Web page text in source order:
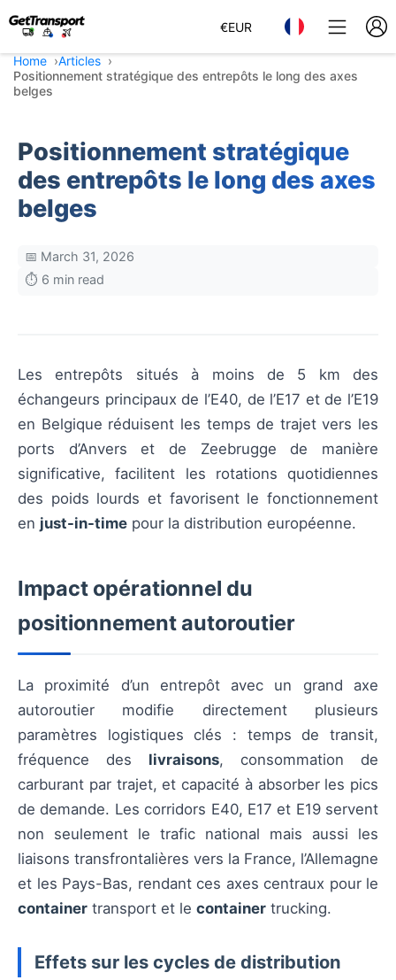
€EUR
Home
Articles
Positionnement stratégique des entrepôts le long des axes
belges
Positionnement stratégique
des entrepôts le long des axes
belges
📅 March 31, 2026
⏱️ 6 min read
Les entrepôts situés à moins de 5 km des
échangeurs principaux de l’E40, de l’E17 et de l’E19
en Belgique réduisent les temps de trajet vers les
ports d’Anvers et de Zeebrugge de manière
significative, facilitent les rotations quotidiennes
des poids lourds et favorisent le fonctionnement
en just-in-time pour la distribution européenne.
Impact opérationnel du
positionnement autoroutier
La proximité d’un entrepôt avec un grand axe
autoroutier modifie directement plusieurs
paramètres logistiques clés : temps de transit,
fréquence des livraisons, consommation de
carburant par trajet, et capacité à absorber les pics
de demande. Les corridors E40, E17 et E19 servent
non seulement le trafic national mais aussi les
liaisons transfrontalières vers la France, l’Allemagne
et les Pays-Bas, rendant ces axes centraux pour le
container transport et le container trucking.
Effets sur les cycles de distribution